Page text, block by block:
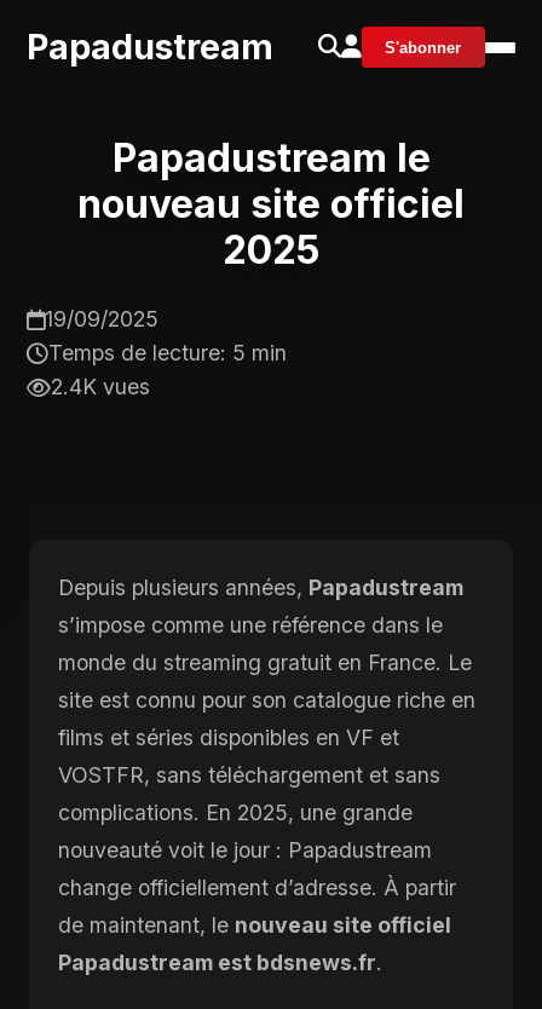
Papadustream S'abonner
Papadustream le
nouveau site officiel
2025
19/09/2025
Temps de lecture: 5 min
2.4K vues
Depuis plusieurs années, Papadustream
s’impose comme une référence dans le
monde du streaming gratuit en France. Le
site est connu pour son catalogue riche en
films et séries disponibles en VF et
VOSTFR, sans téléchargement et sans
complications. En 2025, une grande
nouveauté voit le jour : Papadustream
change officiellement d’adresse. À partir
de maintenant, le nouveau site officiel
Papadustream est bdsnews.fr.